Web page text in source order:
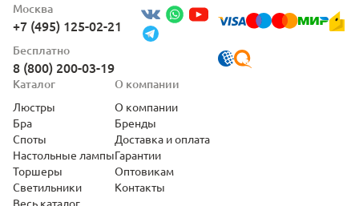
Москва
+7 (495) 125-02-21
Бесплатно
8 (800) 200-03-19
Каталог
Люстры
Бра
Споты
Настольные лампы
Торшеры
Светильники
Весь каталог
О компании
О компании
Бренды
Доставка и оплата
Гарантии
Оптовикам
Контакты